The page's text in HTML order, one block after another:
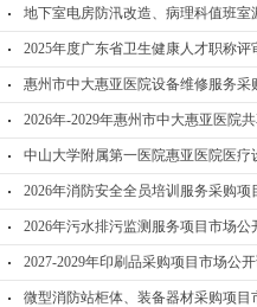
地下室电房防汛改造、病理科值班
2025年度广东省卫生健康人才职称
惠州市中大惠亚医院设备维修服务采
2026年-2029年惠州市中大惠亚医院
中山大学附属第一医院惠亚医院医
2026年消防安全全员培训服务采购
2026年污水排污监测服务项目市场公
2027-2029年印刷品采购项目市场公
微型消防站柜体、装备器材采购项目